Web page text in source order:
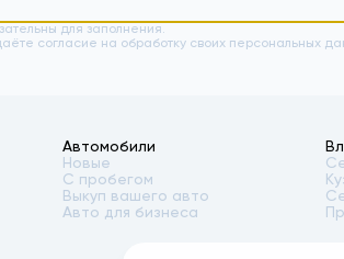
для заполнения.
согласие на обработку своих персональных
Автомобили
Новые
С пробегом
Выкуп вашего авто
Авто для бизнеса